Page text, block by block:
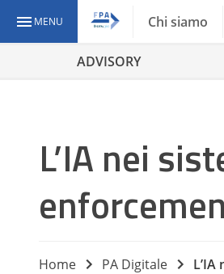
MENU Chi siamo
ADVISORY
L’IA nei
Home PA Digitale